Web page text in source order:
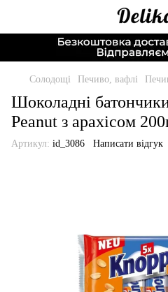
Солодощі Печиво, вафлі
Шоколадні
Peanut з арахісом
Артикул: id_3086 Написати відгук